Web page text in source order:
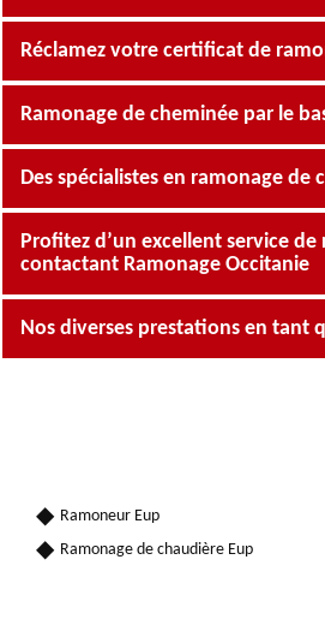
Réclamez votre certificat de
Ramonage de cheminée par le
Des spécialistes en ramonage
Profitez d’un excellent service
contactant Ramonage Occitanie
Nos diverses prestations en tant
Ramoneur Eup
Ramonage de chaudière Eup